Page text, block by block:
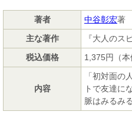
著者 中谷彰宏著
主な著作
『大人のス
税込価格
1,375円（本
内容
「初対面の
トで友達に
脈はみるみ